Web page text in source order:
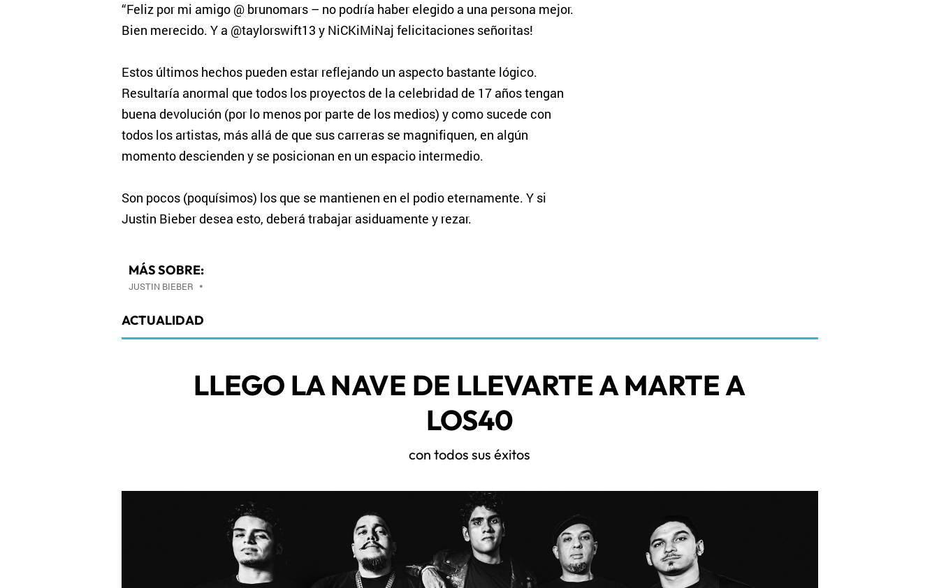
“Feliz por mi amigo @ brunomars – no podría haber elegido a una persona mejor.
Bien merecido. Y a @taylorswift13 y NiCKiMiNaj felicitaciones señoritas!
Estos últimos hechos pueden estar reflejando un aspecto bastante lógico.
Resultaría anormal que todos los proyectos de la celebridad de 17 años tengan
buena devolución (por lo menos por parte de los medios) y como sucede con
todos los artistas, más allá de que sus carreras se magnifiquen, en algún
momento descienden y se posicionan en un espacio intermedio.
Son pocos (poquísimos) los que se mantienen en el podio eternamente. Y si
Justin Bieber desea esto, deberá trabajar asiduamente y rezar.
MÁS SOBRE:
JUSTIN BIEBER •
ACTUALIDAD
LLEGO LA NAVE DE LLEVARTE A MARTE A
LOS40
con todos sus éxitos